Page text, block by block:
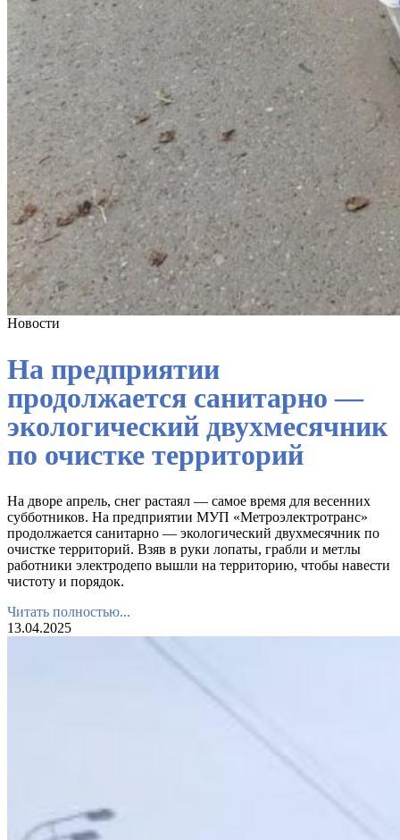
Новости
На предприятии
продолжается санитарно —
экологический двухмесячник
по очистке территорий
На дворе апрель, снег растаял — самое время для весенних
субботников. На предприятии МУП «Метроэлектротранс»
продолжается санитарно — экологический двухмесячник по
очистке территорий. Взяв в руки лопаты, грабли и метлы
работники электродепо вышли на территорию, чтобы навести
чистоту и порядок.
Читать полностью...
13.04.2025